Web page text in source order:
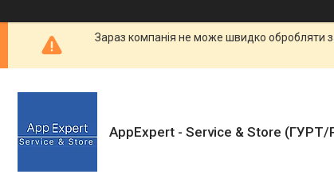
Зараз компанія не може швидко обробляти
AppExpert - Service & Store